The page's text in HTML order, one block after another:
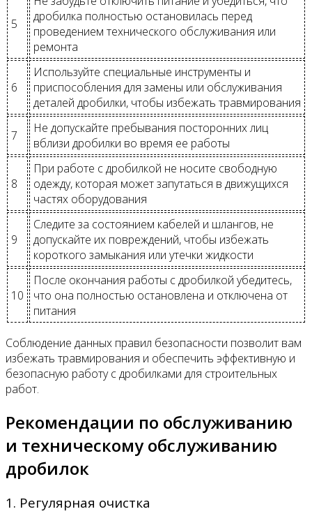
5
дробилка полностью остановилась перед
проведением технического обслуживания или
ремонта
6
Используйте специальные инструменты и
приспособления для замены или обслуживания
деталей дробилки, чтобы избежать травмирования
7
Не допускайте пребывания посторонних лиц
вблизи дробилки во время ее работы
8
При работе с дробилкой не носите свободную
одежду, которая может запутаться в движущихся
частях оборудования
9
Следите за состоянием кабелей и шлангов, не
допускайте их повреждений, чтобы избежать
короткого замыкания или утечки жидкости
10
После окончания работы с дробилкой убедитесь,
что она полностью остановлена и отключена от
питания
Соблюдение данных правил безопасности позволит вам
избежать травмирования и обеспечить эффективную и
безопасную работу с дробилками для строительных
работ.
Рекомендации по обслуживанию
и техническому обслуживанию
дробилок
1. Регулярная очистка